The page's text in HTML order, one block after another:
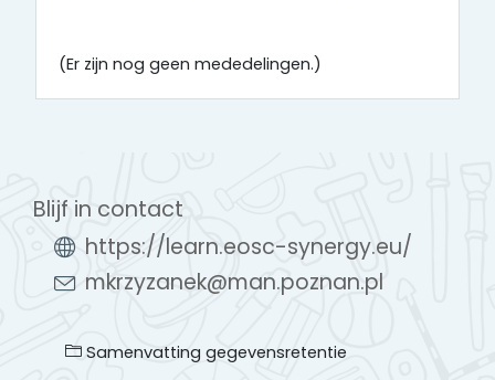
(Er zijn nog geen mededelingen.)
Blijf in contact
https://learn.eosc-synergy.eu/
mkrzyzanek@man.poznan.pl
Samenvatting gegevensretentie